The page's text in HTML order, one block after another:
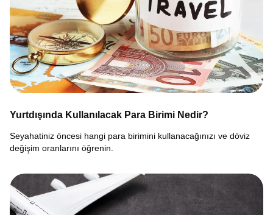
Yurtdışında Kullanılacak Para Birimi Nedir?
Seyahatiniz öncesi hangi para birimini kullanacağınızı ve döviz
değişim oranlarını öğrenin.